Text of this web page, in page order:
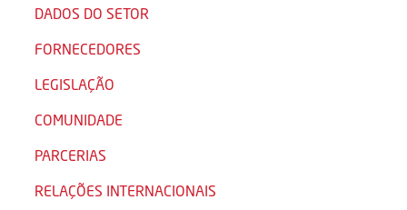
DADOS DO SETOR
FORNECEDORES
LEGISLAÇÃO
COMUNIDADE
PARCERIAS
RELAÇÕES INTERNACIONAIS